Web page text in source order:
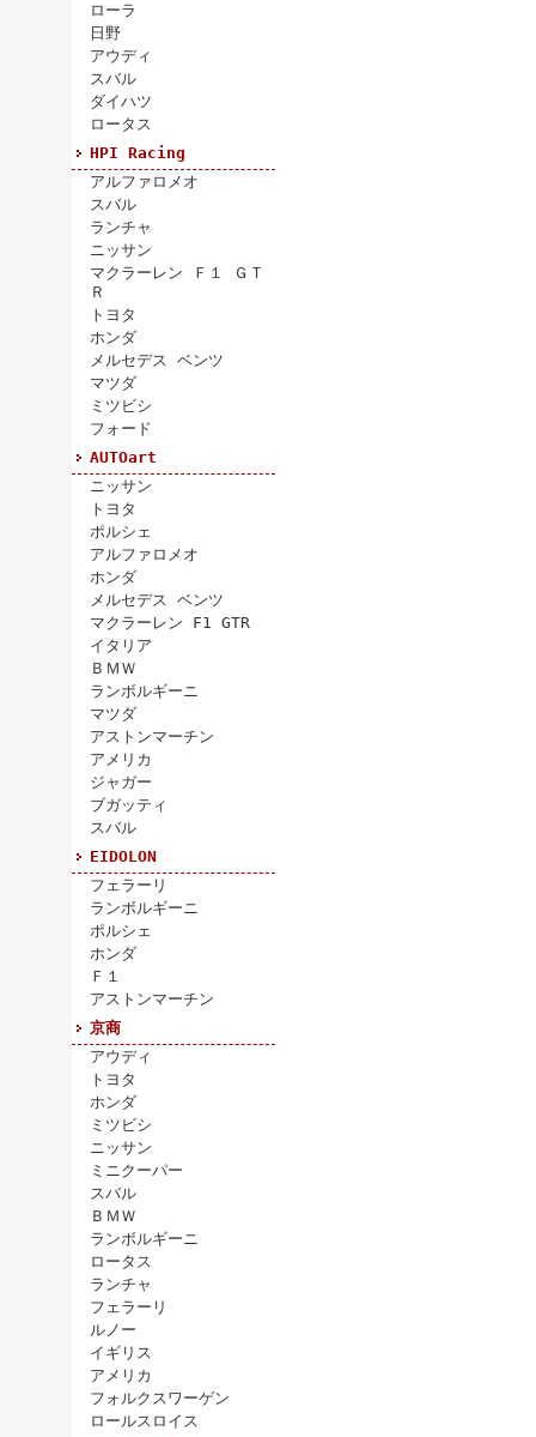
ローラ
日野
アウディ
スバル
ダイハツ
ロータス
HPI Racing
アルファロメオ
スバル
ランチャ
ニッサン
マクラーレン Ｆ１ ＧＴ
Ｒ
トヨタ
ホンダ
メルセデス ベンツ
マツダ
ミツビシ
フォード
AUTOart
ニッサン
トヨタ
ポルシェ
アルファロメオ
ホンダ
メルセデス ベンツ
マクラーレン F1 GTR
イタリア
ＢＭＷ
ランボルギーニ
マツダ
アストンマーチン
アメリカ
ジャガー
ブガッティ
スバル
EIDOLON
フェラーリ
ランボルギーニ
ポルシェ
ホンダ
Ｆ１
アストンマーチン
京商
アウディ
トヨタ
ホンダ
ミツビシ
ニッサン
ミニクーパー
スバル
ＢＭＷ
ランボルギーニ
ロータス
ランチャ
フェラーリ
ルノー
イギリス
アメリカ
フォルクスワーゲン
ロールスロイス